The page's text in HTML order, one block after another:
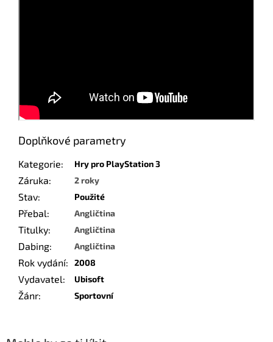
Doplňkové parametry
Kategorie: Hry pro PlayStation 3
Záruka: 2 roky
Stav: Použité
Přebal: Angličtina
Titulky: Angličtina
Dabing: Angličtina
Rok vydání: 2008
Vydavatel: Ubisoft
Žánr: Sportovní